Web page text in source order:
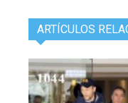
ARTÍCULOS